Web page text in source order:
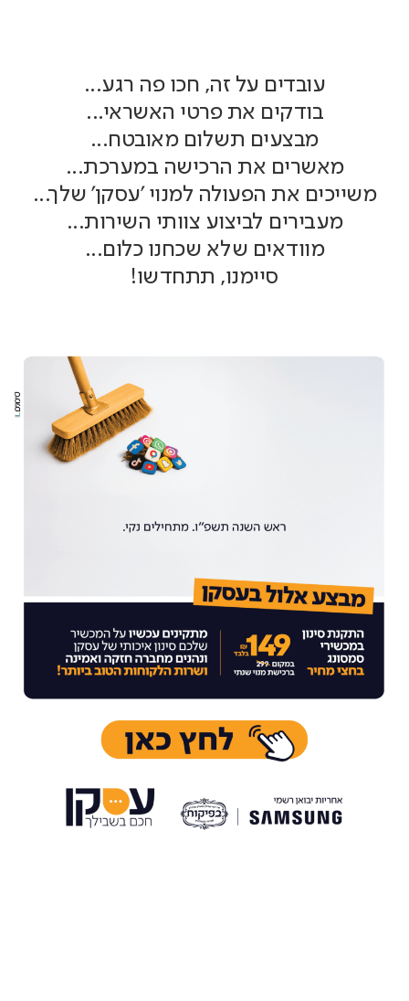
עובדים על זה, חכו פה רגע...
בודקים את פרטי האשראי...
מבצעים תשלום מאובטח...
מאשרים את הרכישה במערכת...
משייכים את הפעולה למנוי 'עסקן' שלך...
מעבירים לביצוע צוותי השירות...
מוודאים שלא שכחנו כלום...
סיימנו, תתחדשו!